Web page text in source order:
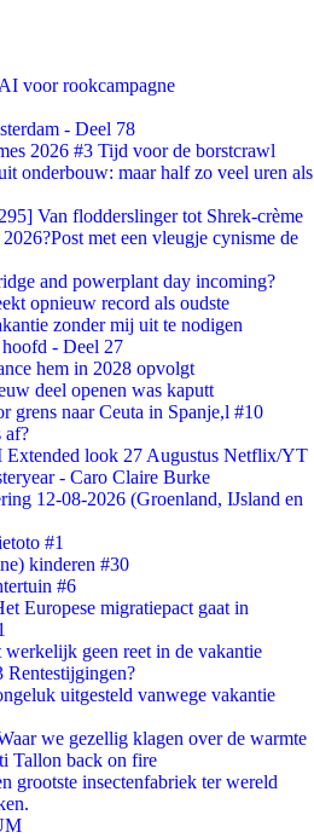
voor rookcampagne
- Deel 78
2026 #3 Tijd voor de borstcrawl
onderbouw: maar half zo veel uren als
Van flodderslinger tot Shrek-crème
met een vleugje cynisme de
and powerplant day incoming?
opnieuw record als oudste
zonder mij uit te nodigen
- Deel 27
hem in 2028 opvolgt
deel openen was kaputt
grens naar Ceuta in Spanje,l #10
af?
look 27 Augustus Netflix/YT
- Caro Claire Burke
12-08-2026 (Groenland, IJsland en
#1
kinderen #30
#6
Europese migratiepact gaat in
werkelijk geen reet in de vakantie
uitgesteld vanwege vakantie
we gezellig klagen over de warmte
Tallon back on fire
grootste insectenfabriek ter wereld